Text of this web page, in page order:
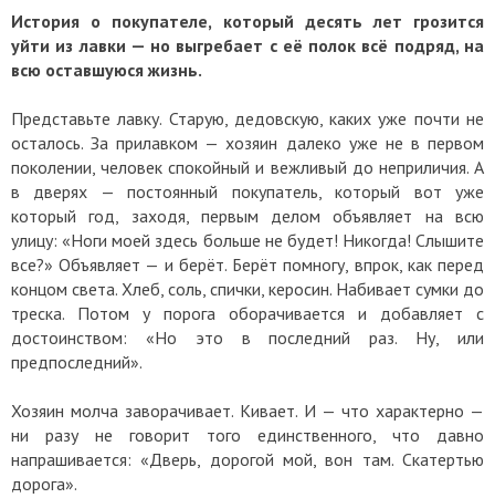
История о покупателе, который десять лет грозится
уйти из лавки — но выгребает с её полок всё подряд, на
всю оставшуюся жизнь.
Представьте лавку. Старую, дедовскую, каких уже почти не
осталось. За прилавком — хозяин далеко уже не в первом
поколении, человек спокойный и вежливый до неприличия. А
в дверях — постоянный покупатель, который вот уже
который год, заходя, первым делом объявляет на всю
улицу: «Ноги моей здесь больше не будет! Никогда! Слышите
все?» Объявляет — и берёт. Берёт помногу, впрок, как перед
концом света. Хлеб, соль, спички, керосин. Набивает сумки до
треска. Потом у порога оборачивается и добавляет с
достоинством: «Но это в последний раз. Ну, или
предпоследний».
Хозяин молча заворачивает. Кивает. И — что характерно —
ни разу не говорит того единственного, что давно
напрашивается: «Дверь, дорогой мой, вон там. Скатертью
дорога».